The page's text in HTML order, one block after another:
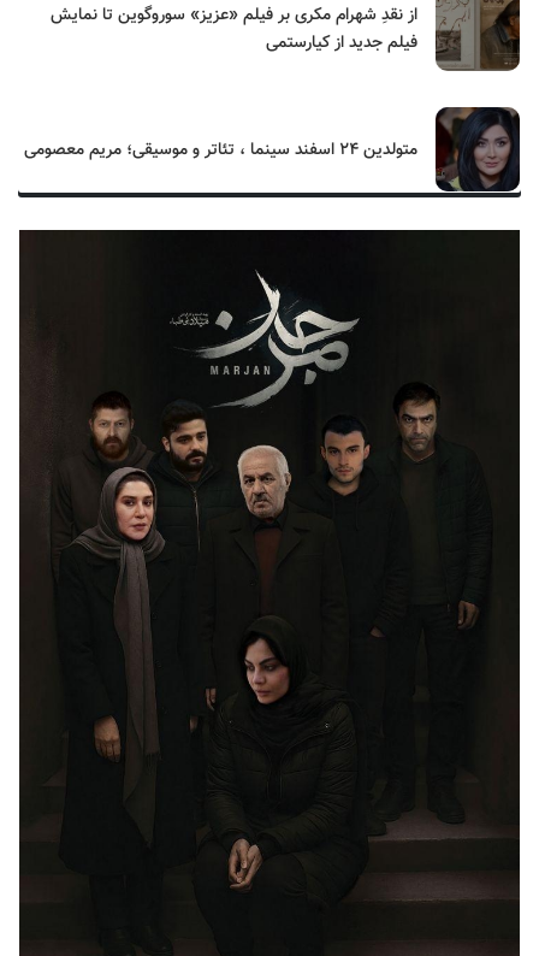
از نقدِ شهرام مکری بر فیلم «عزیز» سوروگوین تا نمایش
فیلم جدید از کیارستمی
متولدین ۲۴ اسفند سینما ، تئاتر و موسیقی؛ مریم معصومی